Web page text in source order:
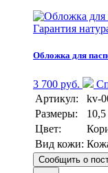
Гарантия
Обложка для
3 700 руб.
Артикул:
kv-
Размеры:
Цвет:
Вид кожи:
Сообщить о